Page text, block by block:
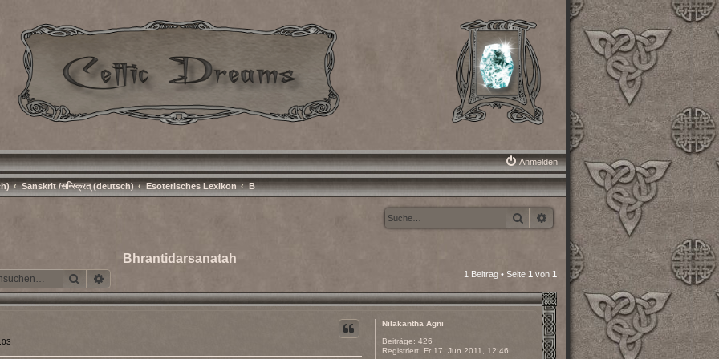
Anmelden
Sanskrit /सन्स्क्रित् (deutsch) Esoterisches Lexikon B
Suche Erweiterte Suche
Bhrantidarsanatah
Suche 1 Beitrag • Seite1 von1
Nilakantha Agni
Beiträge: 426
Registriert: Fr 17. Jun 2011, 12:46